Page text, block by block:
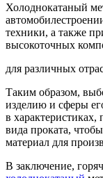
Холоднокатаный
техники, а также
высокоточных
для различных
Таким образом,
изделию и сферы
в
вида проката,
материал для
В заключение,